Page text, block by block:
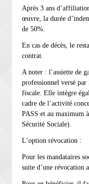
Après 3 ans
œuvre, la durée
de 50%.
En cas de décès, le
contrat.
A noter : l’assiette de
professionnel versé
fiscale. Elle intègre
cadre de l’activité
PASS et au maximum
Sécurité Sociale).
L’option révocation :
Pour les mandataires
suite d’une révocation